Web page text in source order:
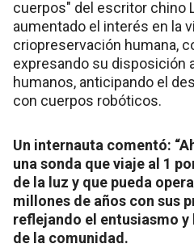
cuerpos" del escritor chino
aumentado el interés en la
criopreservación humana,
expresando su disposición
humanos, anticipando el
con cuerpos robóticos.
Un internauta comentó:
una sonda que viaje al 1
de la luz y que pueda
millones de años con sus
reflejando el entusiasmo
de la comunidad.